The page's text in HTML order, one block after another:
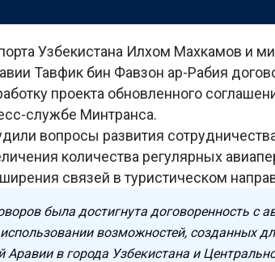
Узбекистана Илхом Махкамов и
Тавфик бин Фавзон ар-Рабия
проекта обновленного
службе Минтранса.
вопросы развития
количества регулярных
связей в туристическом
была достигнута договоренность с
возможностей, созданных
Аравии в города Узбекистана и